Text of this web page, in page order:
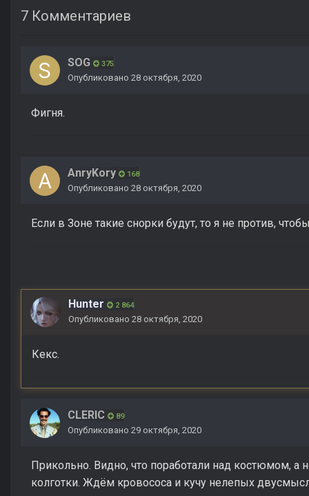
7 Комментариев
SOG 375
Опубликовано 28 октября, 2020
Фигня.
AnryKory 168
Опубликовано 28 октября, 2020
Если в Зоне такие снорки будут, то я не против,
Hunter 2 864
Опубликовано 28 октября, 2020
Кекс.
CLERIC 89
Опубликовано 29 октября, 2020
Прикольно. Видно, что поработали над костюмом, а
колготки. Ждём кровососа и кучу нелепых